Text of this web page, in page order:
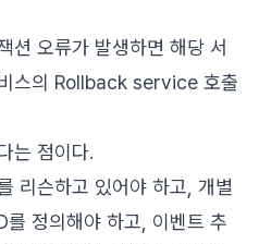
션 오류가 발생하면 해당 서
스의 Rollback service 호출
는 점이다.
리슨하고 있어야 하고, 개별
를 정의해야 하고, 이벤트 추